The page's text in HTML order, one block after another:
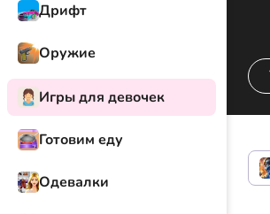
Дрифт
Оружие
Игры для девочек
Готовим еду
Одевалки